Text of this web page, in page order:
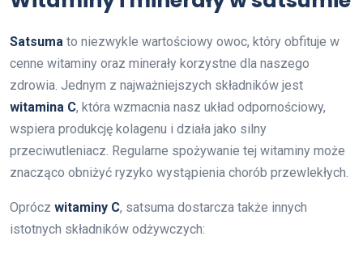
Satsuma to niezwykle wartościowy owoc, który obfituje w
cenne witaminy oraz minerały korzystne dla naszego
zdrowia. Jednym z najważniejszych składników jest
witamina C, która wzmacnia nasz układ odpornościowy,
wspiera produkcję kolagenu i działa jako silny
przeciwutleniacz. Regularne spożywanie tej witaminy może
znacząco obniżyć ryzyko wystąpienia chorób przewlekłych.
Oprócz witaminy C, satsuma dostarcza także innych
istotnych składników odżywczych: